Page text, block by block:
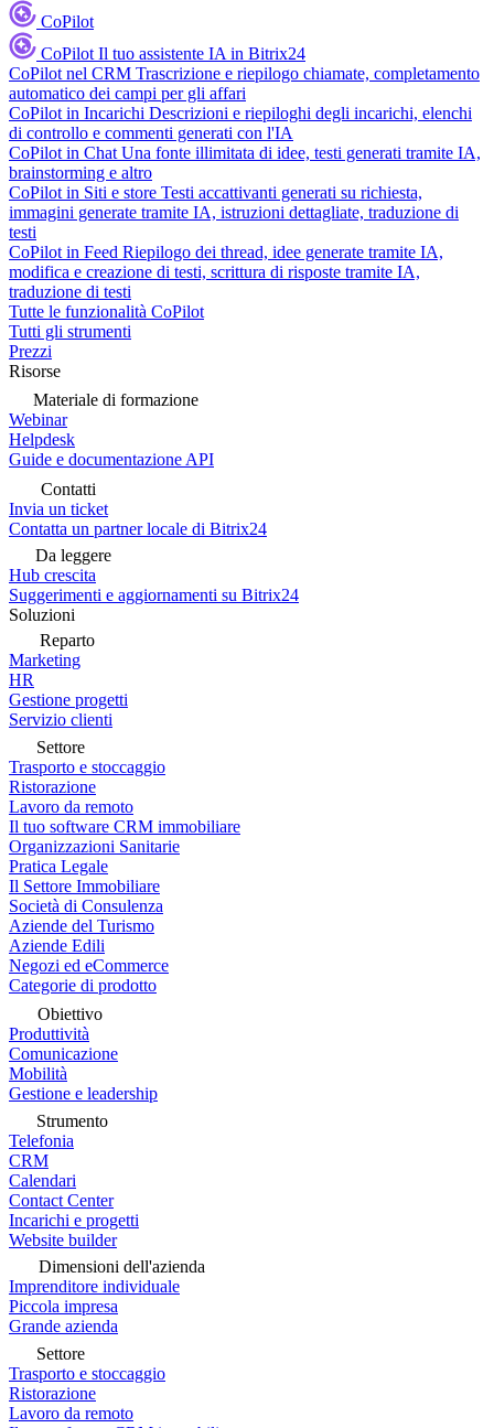
CoPilot
CoPilot Il tuo assistente IA in Bitrix24
CoPilot nel CRM Trascrizione e riepilogo chiamate, completamento
automatico dei campi per gli affari
CoPilot in Incarichi Descrizioni e riepiloghi degli incarichi, elenchi
di controllo e commenti generati con l'IA
CoPilot in Chat Una fonte illimitata di idee, testi generati tramite IA,
brainstorming e altro
CoPilot in Siti e store Testi accattivanti generati su richiesta,
immagini generate tramite IA, istruzioni dettagliate, traduzione di
testi
CoPilot in Feed Riepilogo dei thread, idee generate tramite IA,
modifica e creazione di testi, scrittura di risposte tramite IA,
traduzione di testi
Tutte le funzionalità CoPilot
Tutti gli strumenti
Prezzi
Risorse
Materiale di formazione
Webinar
Helpdesk
Guide e documentazione API
Contatti
Invia un ticket
Contatta un partner locale di Bitrix24
Da leggere
Hub crescita
Suggerimenti e aggiornamenti su Bitrix24
Soluzioni
Reparto
Marketing
HR
Gestione progetti
Servizio clienti
Settore
Trasporto e stoccaggio
Ristorazione
Lavoro da remoto
Il tuo software CRM immobiliare
Organizzazioni Sanitarie
Pratica Legale
Il Settore Immobiliare
Società di Consulenza
Aziende del Turismo
Aziende Edili
Negozi ed eCommerce
Categorie di prodotto
Obiettivo
Produttività
Comunicazione
Mobilità
Gestione e leadership
Strumento
Telefonia
CRM
Calendari
Contact Center
Incarichi e progetti
Website builder
Dimensioni dell'azienda
Imprenditore individuale
Piccola impresa
Grande azienda
Settore
Trasporto e stoccaggio
Ristorazione
Lavoro da remoto